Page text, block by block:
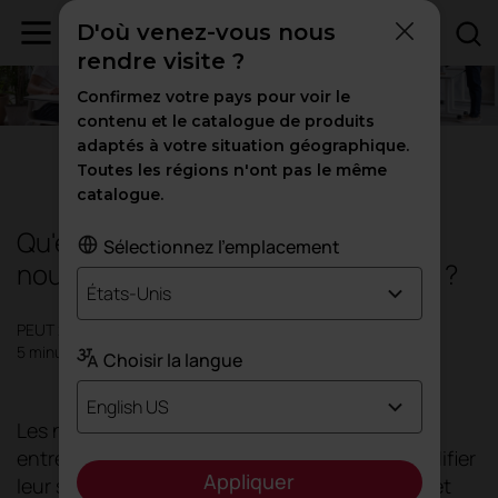
Conception|Bureaux |Inspiration
Qu'est-ce que le Smart Working, la
nouvelle méthode de travail flexible ?
PEUT 2024
5 minutes
Les nouveaux défis mondiaux obligent les
entreprises à se transformer. Elles doivent modifier
leur structure, leurs processus, leurs équipes et
D'où venez-vous nous
rendre visite ?
Confirmez votre pays pour voir le
contenu et le catalogue de produits
adaptés à votre situation géographique.
Toutes les régions n'ont pas le même
catalogue.
Sélectionnez l'emplacement
États-Unis
Choisir la langue
English US
Appliquer